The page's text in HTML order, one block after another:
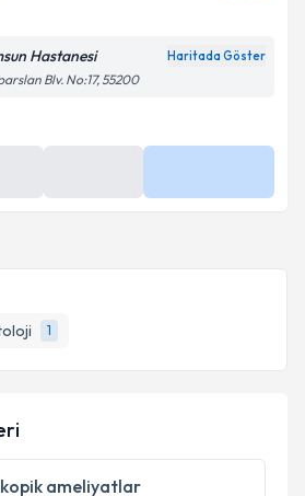
1
Hastanesi Haritada Göster
Blv. No:17, 55200
ameliyatlar